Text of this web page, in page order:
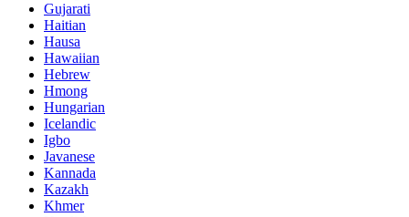
Gujarati
Haitian
Hausa
Hawaiian
Hebrew
Hmong
Hungarian
Icelandic
Igbo
Javanese
Kannada
Kazakh
Khmer